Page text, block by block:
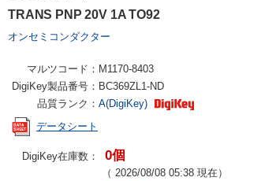
TRANS PNP 20V 1A TO92
オンセミコンダクター
マルツコード： M1170-8403
DigiKey製品番号： BC369ZL1-ND
品質ランク： A(DigiKey)
データシート
DigiKey在庫数： 0個
（ 2026/08/08 05:38 現在）